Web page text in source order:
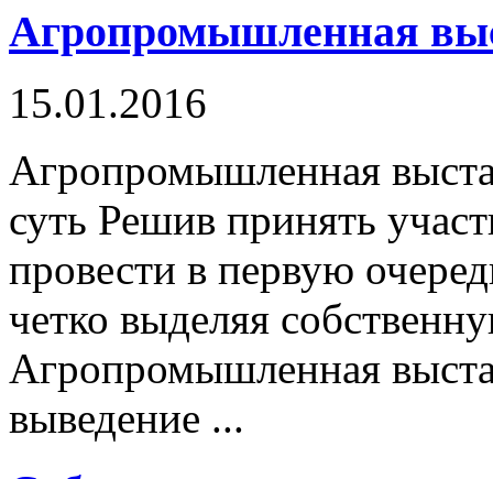
Агропромышленная
15.01.2016
Агропромышленная
суть Решив принять
провести в первую
четко выделяя
Агропромышленная
выведение ...